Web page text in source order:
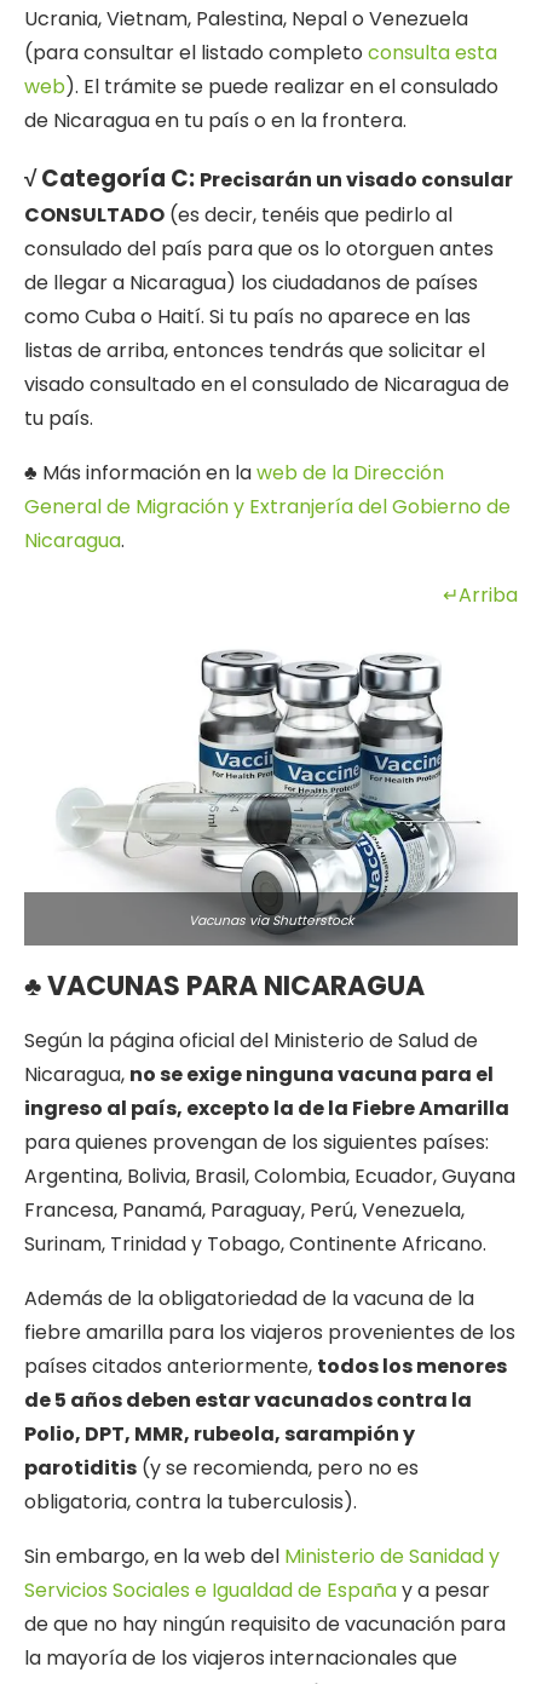
Ucrania, Vietnam, Palestina, Nepal o Venezuela
(para consultar el listado completo consulta esta
web). El trámite se puede realizar en el consulado
de Nicaragua en tu país o en la frontera.
√ Categoría C: Precisarán un visado consular
CONSULTADO (es decir, tenéis que pedirlo al
consulado del país para que os lo otorguen antes
de llegar a Nicaragua) los ciudadanos de países
como Cuba o Haití. Si tu país no aparece en las
listas de arriba, entonces tendrás que solicitar el
visado consultado en el consulado de Nicaragua de
tu país.
♣ Más información en laweb de la Dirección
General de Migración y Extranjería del Gobierno de
Nicaragua.
↵Arriba
Vacunas via Shutterstock
♣VACUNAS PARA NICARAGUA
Según la página oficial del Ministerio de Salud de
Nicaragua, no se exige ninguna vacuna para el
ingreso al país, excepto la de la Fiebre Amarilla
para quienes provengan de los siguientes países:
Argentina, Bolivia, Brasil, Colombia, Ecuador, Guyana
Francesa, Panamá, Paraguay, Perú, Venezuela,
Surinam, Trinidad y Tobago, Continente Africano.
Además de la obligatoriedad de la vacuna de la
fiebre amarilla para los viajeros provenientes de los
países citados anteriormente, todos los menores
de 5 años deben estar vacunados contra la
Polio, DPT, MMR, rubeola, sarampión y
parotiditis (y se recomienda, pero no es
obligatoria, contra la tuberculosis).
Sin embargo, en la web del Ministerio de Sanidad y
Servicios Sociales e Igualdad de Españay a pesar
de que no hay ningún requisito de vacunación para
la mayoría de los viajeros internacionales que